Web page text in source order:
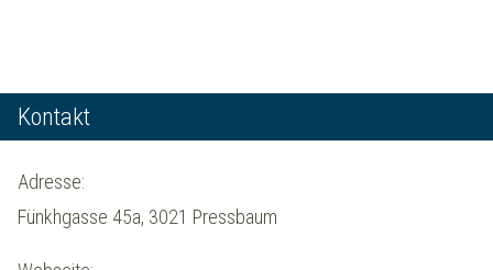
Kontakt
Adresse:
Fünkhgasse 45a, 3021 Pressbaum